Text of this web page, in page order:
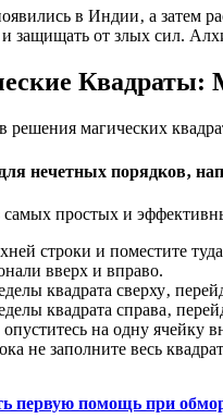
в Индии‚ а затем
защищать от злых сил.
Квадраты:
решения магических
нечетных порядков‚
простых и
строки и поместите
вверх и вправо.
квадрата сверху‚
квадрата справа‚
опуститесь на одну ячейку
не заполните весь
первую помощь при